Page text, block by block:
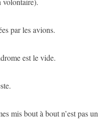
par les avions.
est le vide.
mis bout à bout n’est pas un